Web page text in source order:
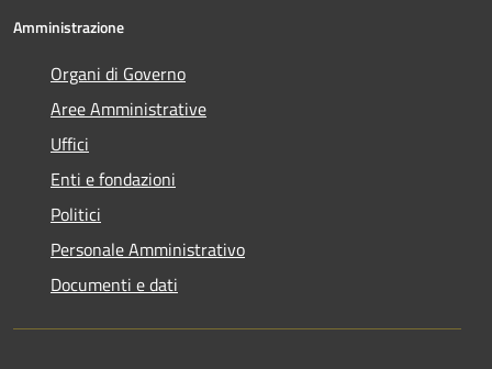
Amministrazione
Organi di Governo
Aree Amministrative
Uffici
Enti e fondazioni
Politici
Personale Amministrativo
Documenti e dati